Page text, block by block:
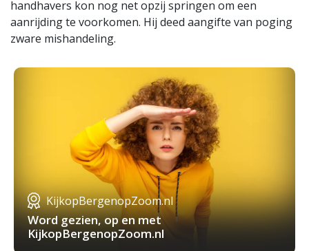
handhavers kon nog net opzij springen om een
aanrijding te voorkomen. Hij deed aangifte van poging
zware mishandeling.
KijkopBergenopZoom.nl
Word gezien, op en met
KijkopBergenopZoom.nl